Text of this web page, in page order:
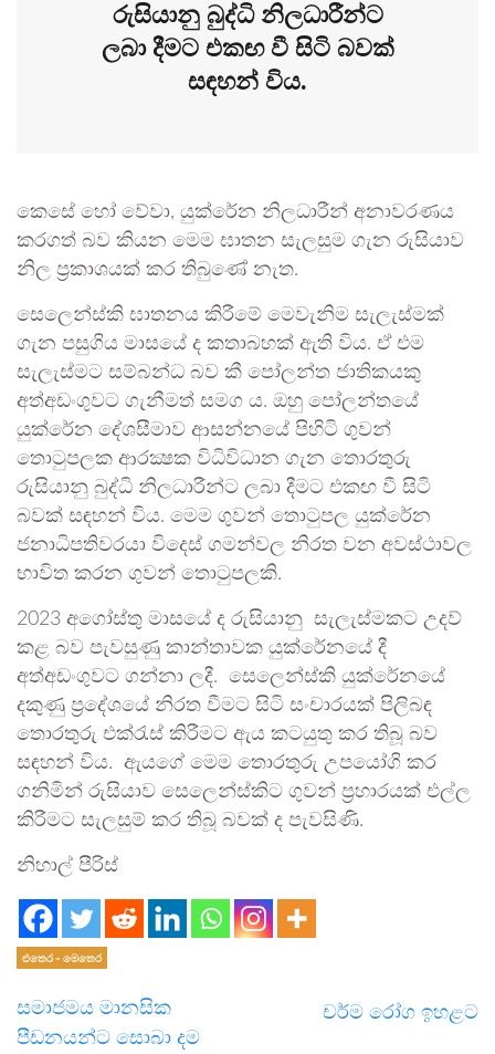
රුසියානු බුද්ධි නිලධාරීන්ට
ලබා දීමට එකඟ වී සිටි බවක්
සඳහන් විය.
කෙසේ හෝ වේවා, යුක්රේන නිලධාරීන් අනාවරණය
කරගත් බව කියන මෙම ඝාතන සැලසුම ගැන රුසියාව
නිල ප්‍රකාශයක් කර තිබුණේ නැත.
සෙලෙන්ස්කි ඝාතනය කිරීමේ මෙවැනිම සැලැස්මක්
ගැන පසුගිය මාසයේ ද කතාබහක් ඇති විය. ඒ එම
සැලැස්මට සම්බන්ධ බව කී පෝලන්ත ජාතිකයකු
අත්අඩංගුවට ගැනීමත් සමග ය. ඔහු පෝලන්තයේ
යුක්රේන දේශසීමාව ආසන්නයේ පිහිටි ගුවන්
තොටුපලක ආරක්‍ෂක විධිවිධාන ගැන තොරතුරු
රුසියානු බුද්ධි නිලධාරීන්ට ලබා දීමට එකඟ වී සිටි
බවක් සඳහන් විය. මෙම ගුවන් තොටුපල යුක්රේන
ජනාධිපතිවරයා විදෙස් ගමන්වල නිරත වන අවස්ථාවල
භාවිත කරන ගුවන් තොටුපලකි.
2023 අගෝස්තු මාසයේ ද රුසියානු සැලැස්මකට උදව්
කළ බව පැවසුණු කාන්තාවක යුක්රේනයේ දී
අත්අඩංගුවට ගන්නා ලදී. සෙලෙන්ස්කි යුක්රේනයේ
දකුණු ප්‍රදේශයේ නිරත වීමට සිටි සංචාරයක් පිලිබඳ
තොරතුරු එක්රැස් කිරීමට ඇය කටයුතු කර තිබූ බව
සඳහන් විය. ඇයගේ මෙම තොරතුරු උපයෝගි කර
ගනිමින් රුසියාව සෙලෙන්ස්කිට ගුවන් ප්‍රහාරයක් එල්ල
කිරීමට සැලසුම් කර තිබූ බවක් ද පැවසිණි.
නිහාල් පීරිස්
එතෙර - මෙතෙර
සමාජමය මානසික
පීඩනයන්ට සොබා දම
චර්ම රෝග ඉහළට